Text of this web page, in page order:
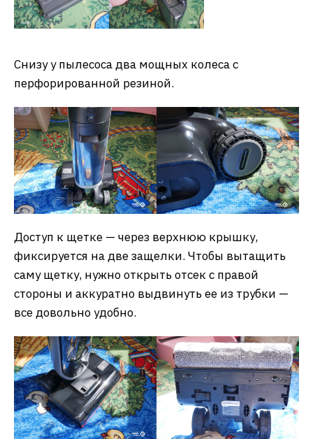
Снизу у пылесоса два мощных колеса с
перфорированной резиной.
Доступ к щетке — через верхнюю крышку,
фиксируется на две защелки. Чтобы вытащить
саму щетку, нужно открыть отсек с правой
стороны и аккуратно выдвинуть ее из трубки —
все довольно удобно.